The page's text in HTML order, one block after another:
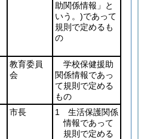
助関係情報」と
いう。)であって
規則で定めるも
の
教育委員
会
学校保健援助
関係情報であっ
て規則で定める
もの
市長
1 生活保護関係
情報であって
規則で定める